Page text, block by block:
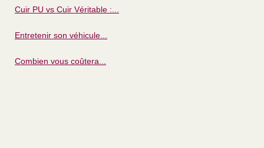
Cuir PU vs Cuir Véritable :...
Entretenir son véhicule...
Combien vous coûtera...